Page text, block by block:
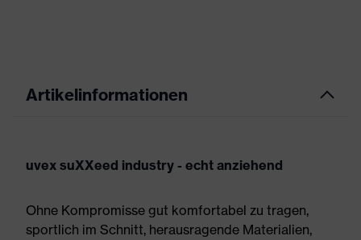
Artikelinformationen
uvex suXXeed industry - echt anziehend
Ohne Kompromisse gut komfortabel zu tragen,
sportlich im Schnitt, herausragende Materialien,